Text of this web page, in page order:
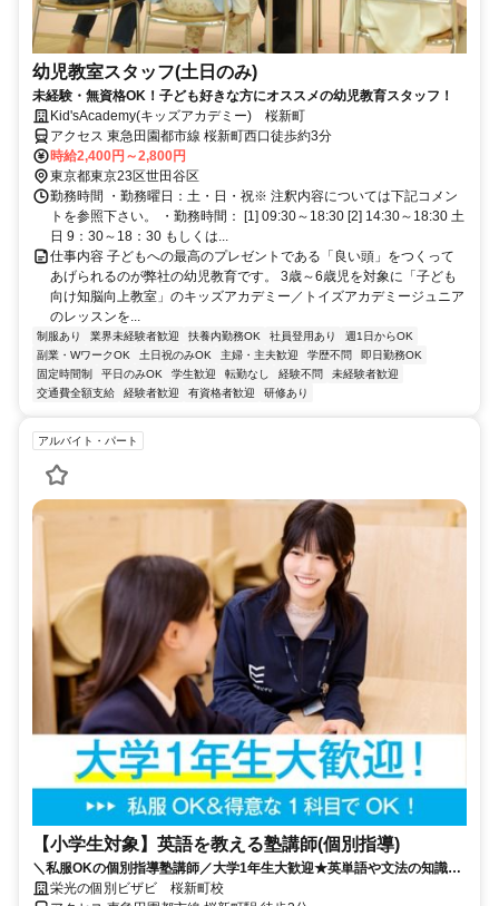
幼児教室スタッフ(土日のみ)
未経験・無資格OK！子ども好きな方にオススメの幼児教育スタッフ！
Kid'sAcademy(キッズアカデミー) 桜新町
アクセス 東急田園都市線 桜新町西口徒歩約3分
時給2,400円～2,800円
東京都東京23区世田谷区
勤務時間 ・勤務曜日：土・日・祝※ 注釈内容については下記コメン
トを参照下さい。 ・勤務時間： [1] 09:30～18:30 [2] 14:30～18:30 土
日 9：30～18：30 もしくは...
仕事内容 子どもへの最高のプレゼントである「良い頭」をつくって
あげられるのが弊社の幼児教育です。 3歳～6歳児を対象に「子ども
向け知脳向上教室」のキッズアカデミー／トイズアカデミージュニア
のレッスンを...
制服あり 業界未経験者歓迎 扶養内勤務OK 社員登用あり
週1日からOK
副業・WワークOK
土日祝のみOK 主婦・主夫歓迎 学歴不問
即日勤務OK
固定時間制
平日のみOK 学生歓迎 転勤なし 経験不問
未経験者歓迎
交通費全額支給
経験者歓迎 有資格者歓迎 研修あり
アルバイト・パート
【小学生対象】英語を教える塾講師(個別指導)
＼私服OKの個別指導塾講師／大学1年生大歓迎★英単語や文法の知識を
活かそう♪教えることが好きな方歓迎！
栄光の個別ビザビ 桜新町校